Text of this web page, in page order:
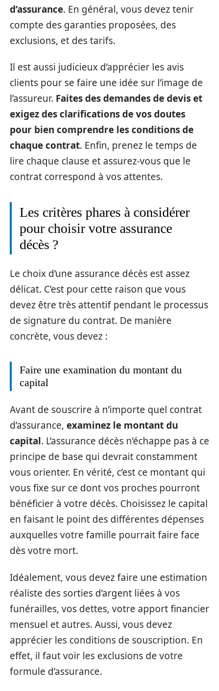
d’assurance. En général, vous devez tenir
compte des garanties proposées, des
exclusions, et des tarifs.
Il est aussi judicieux d’apprécier les avis
clients pour se faire une idée sur l’image de
l’assureur. Faites des demandes de devis et
exigez des clarifications de vos doutes
pour bien comprendre les conditions de
chaque contrat. Enfin, prenez le temps de
lire chaque clause et assurez-vous que le
contrat correspond à vos attentes.
Les critères phares à considérer
pour choisir votre assurance
décès ?
Le choix d’une assurance décès est assez
délicat. C’est pour cette raison que vous
devez être très attentif pendant le processus
de signature du contrat. De manière
concrète, vous devez :
Faire une examination du montant du
capital
Avant de souscrire à n’importe quel contrat
d’assurance, examinez le montant du
capital. L’assurance décès n’échappe pas à ce
principe de base qui devrait constamment
vous orienter. En vérité, c’est ce montant qui
vous fixe sur ce dont vos proches pourront
bénéficier à votre décès. Choisissez le capital
en faisant le point des différentes dépenses
auxquelles votre famille pourrait faire face
dès votre mort.
Idéalement, vous devez faire une estimation
réaliste des sorties d’argent liées à vos
funérailles, vos dettes, votre apport financier
mensuel et autres. Aussi, vous devez
apprécier les conditions de souscription. En
effet, il faut voir les exclusions de votre
formule d’assurance.